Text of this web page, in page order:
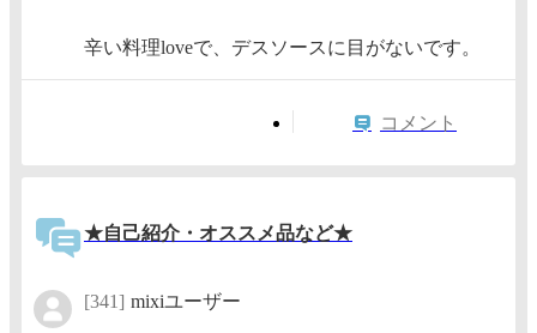
辛い料理loveで、デスソースに目がないです。
コメント
★自己紹介・オススメ品など★
[341] mixiユーザー